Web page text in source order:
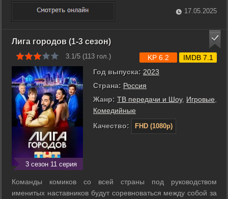
17.05.2025
Лига городов (1-3 сезон)
3.1/5 (113 гол.)
3 сезон 11 серия
Год выпуска: 2023
Страна: Россия
Жанр: ТВ передачи и Шоу, Игровые,
Комедийные
Качество:
FHD (1080p)
KP 6.2 IMDB 7.1
Команды комиков со всей страны под руководством
именитых наставников будут соревноваться между собой за